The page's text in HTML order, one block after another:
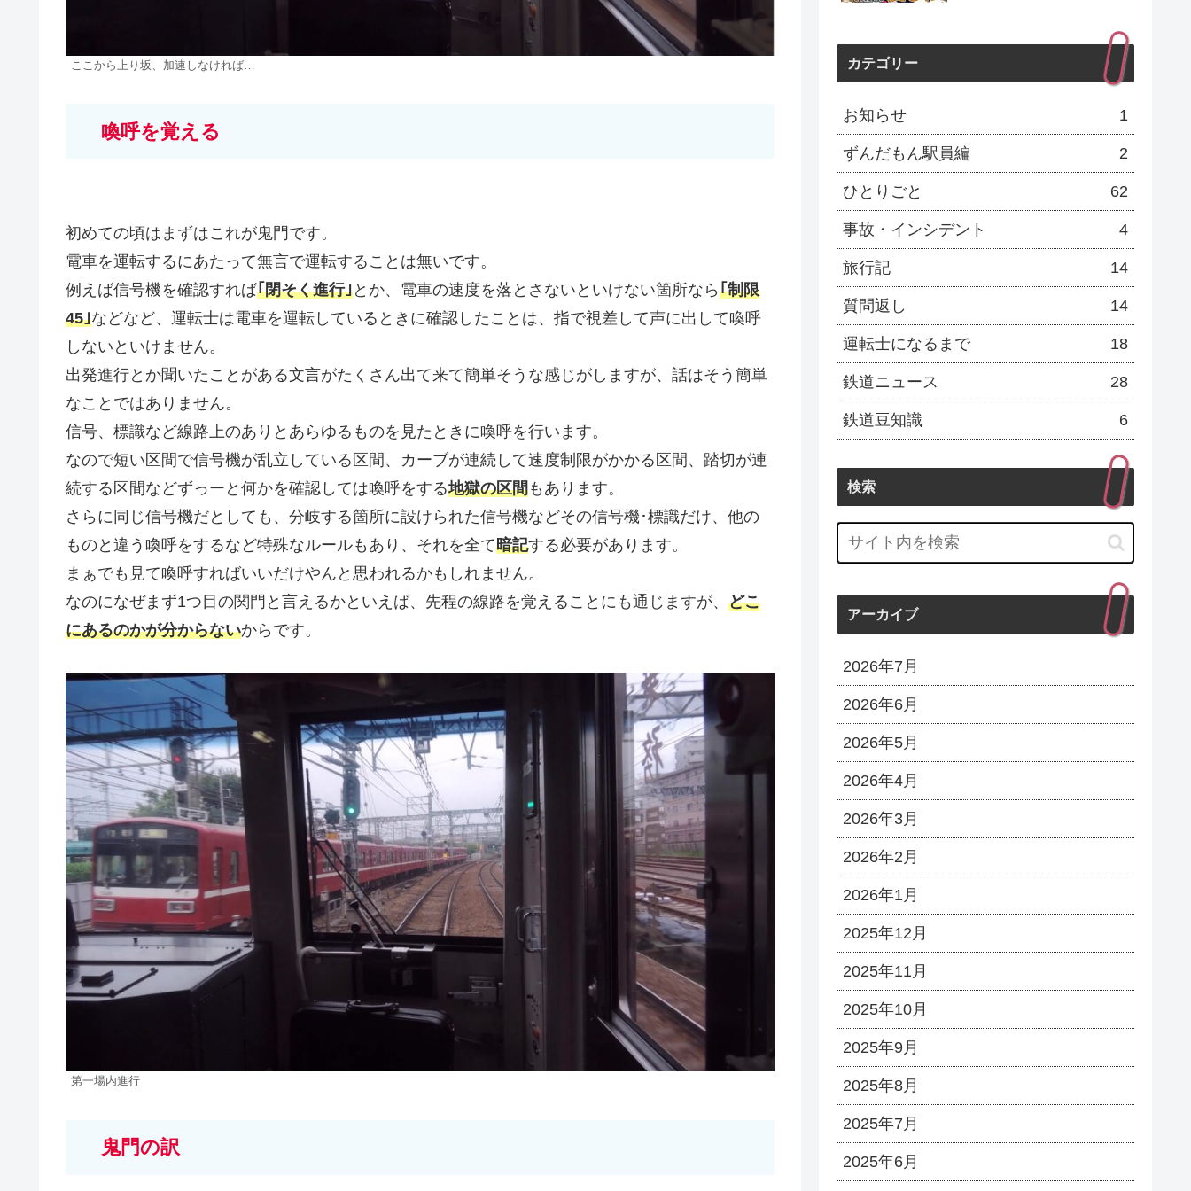
ここから上り坂、加速しなければ…
喚呼を覚える
初めての頃はまずはこれが鬼門です。
電車を運転するにあたって無言で運転することは無いです。
例えば信号機を確認すれば｢閉そく進行｣とか、電車の速度を落とさないといけない箇所なら｢制限
45｣などなど、運転士は電車を運転しているときに確認したことは、指で視差して声に出して喚呼
しないといけません。
出発進行とか聞いたことがある文言がたくさん出て来て簡単そうな感じがしますが、話はそう簡単
なことではありません。
信号、標識など線路上のありとあらゆるものを見たときに喚呼を行います。
なので短い区間で信号機が乱立している区間、カーブが連続して速度制限がかかる区間、踏切が連
続する区間などずっーと何かを確認しては喚呼をする地獄の区間もあります。
さらに同じ信号機だとしても、分岐する箇所に設けられた信号機などその信号機･標識だけ、他の
ものと違う喚呼をするなど特殊なルールもあり、それを全て暗記する必要があります。
まぁでも見て喚呼すればいいだけやんと思われるかもしれません。
なのになぜまず1つ目の関門と言えるかといえば、先程の線路を覚えることにも通じますが、 どこ
にあるのかが分からないからです。
第一場内進行
鬼門の訳
カテゴリー
お知らせ 1
ずんだもん駅員編 2
ひとりごと 62
事故・インシデント 4
旅行記 14
質問返し 14
運転士になるまで 18
鉄道ニュース 28
鉄道豆知識 6
検索
アーカイブ
2026年7月
2026年6月
2026年5月
2026年4月
2026年3月
2026年2月
2026年1月
2025年12月
2025年11月
2025年10月
2025年9月
2025年8月
2025年7月
2025年6月